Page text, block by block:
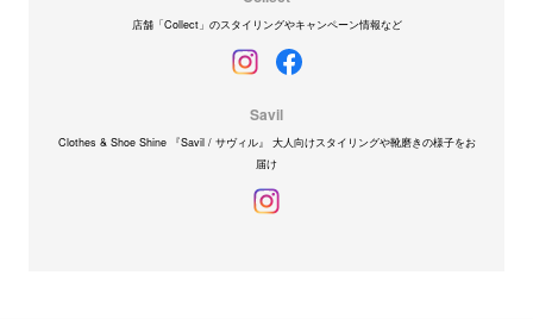
店舗「Collect」のスタイリングやキャンペーン情報など
Savil
Clothes & Shoe Shine 『Savil / サヴィル』 大人向けスタイリングや靴磨きの様子をお
届け